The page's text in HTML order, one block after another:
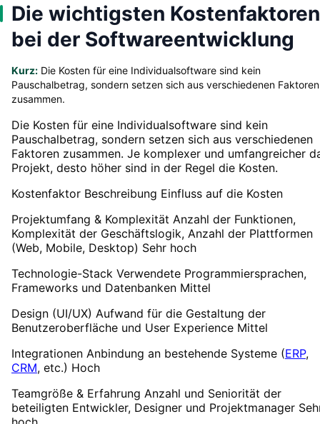
Die wichtigsten Kostenfaktoren
bei der Softwareentwicklung
Kurz: Die Kosten für eine Individualsoftware sind kein
Pauschalbetrag, sondern setzen sich aus verschiedenen Faktoren
zusammen.
Die Kosten für eine Individualsoftware sind kein
Pauschalbetrag, sondern setzen sich aus verschiedenen
Faktoren zusammen. Je komplexer und umfangreicher
Projekt, desto höher sind in der Regel die Kosten.
Kostenfaktor Beschreibung Einfluss auf die Kosten
Projektumfang & Komplexität Anzahl der Funktionen,
Komplexität der Geschäftslogik, Anzahl der Plattformen
(Web, Mobile, Desktop) Sehr hoch
Technologie-Stack Verwendete Programmiersprachen,
Frameworks und Datenbanken Mittel
Design (UI/UX) Aufwand für die Gestaltung der
Benutzeroberfläche und User Experience Mittel
Integrationen Anbindung an bestehende Systeme (ERP,
CRM, etc.) Hoch
Teamgröße & Erfahrung Anzahl und Seniorität der
beteiligten Entwickler, Designer und Projektmanager